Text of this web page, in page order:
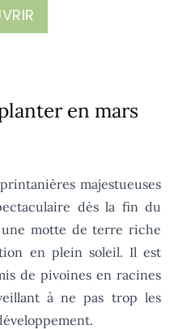
en mars
majestueuses
dès la fin du
motte de terre riche
en plein soleil. Il est
de pivoines en racines
à ne pas trop les